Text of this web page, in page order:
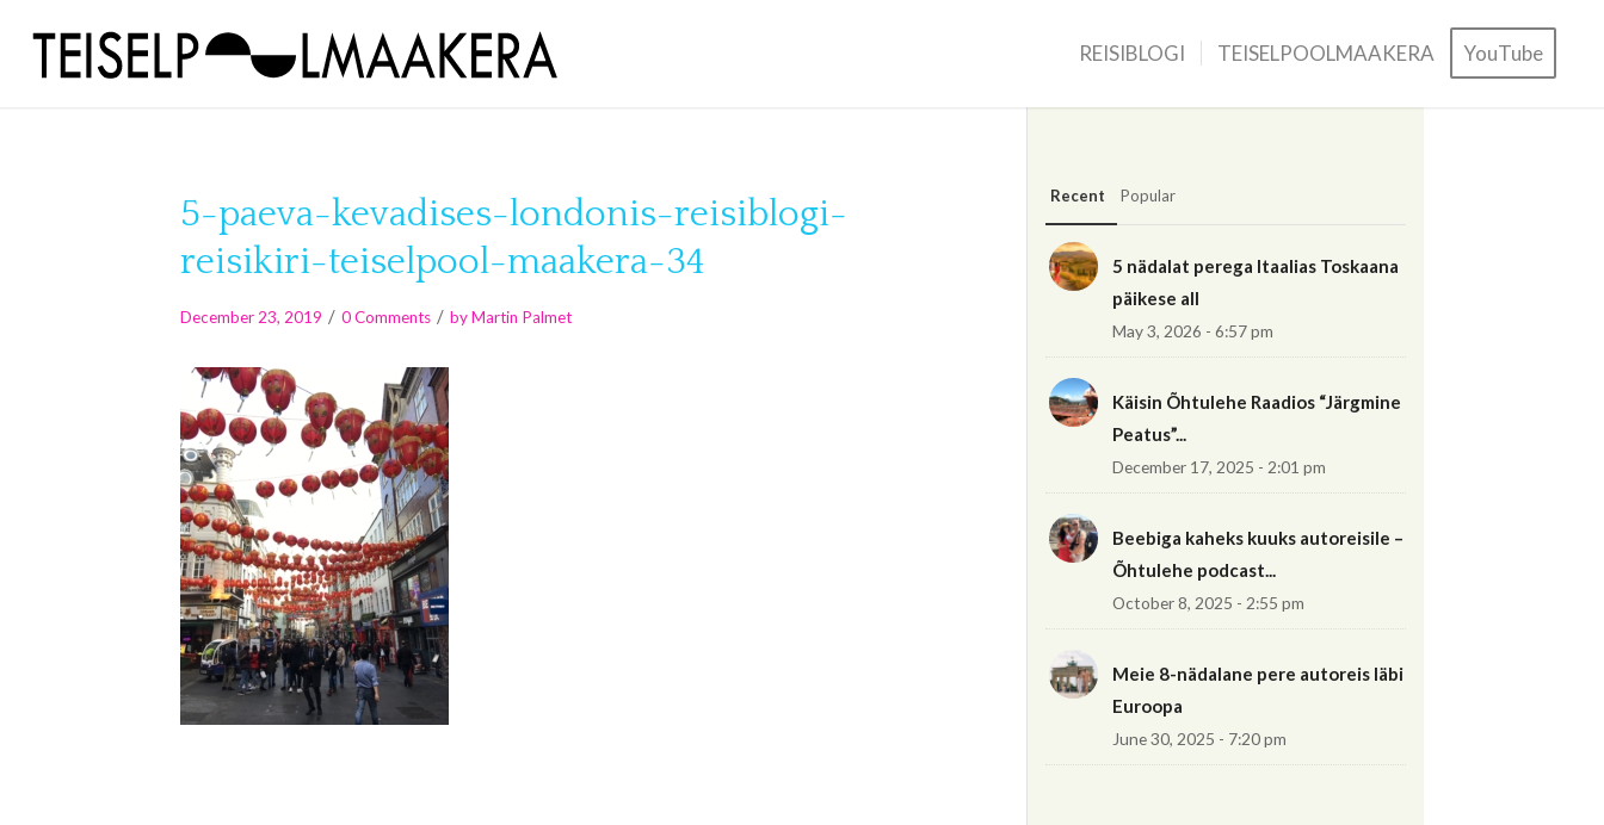
REISIBLOGI TEISELPOOLMAAKERA YouTube
5-paeva-kevadises-londonis-reisiblogi-
reisikiri-teiselpool-maakera-34
December 23, 2019 / 0 Comments / byMartin Palmet
Recent Popular
5 nädalat perega Itaalias Toskaana
päikese all
May 3, 2026 - 6:57 pm
Käisin Õhtulehe Raadios “Järgmine
Peatus”...
December 17, 2025 - 2:01 pm
Beebiga kaheks kuuks autoreisile –
Õhtulehe podcast...
October 8, 2025 - 2:55 pm
Meie 8-nädalane pere autoreis läbi
Euroopa
June 30, 2025 - 7:20 pm